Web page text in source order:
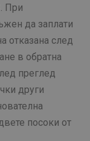
При
да заплати
отказана след
в обратна
преглед
други
посоки от